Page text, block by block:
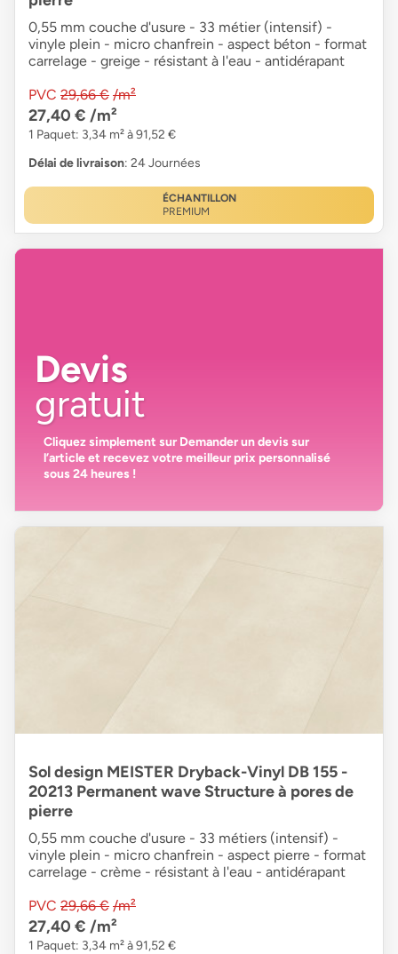
0,55 mm couche d'usure - 33 métier (intensif) -
vinyle plein - micro chanfrein - aspect béton - format
carrelage - greige - résistant à l'eau - antidérapant
PVC 29,66 € /m²
27,40 € /m²
1 Paquet: 3,34 m² à 91,52 €
Délai de livraison: 24 Journées
ÉCHANTILLON
PREMIUM
Devis
gratuit
Cliquez simplement sur Demander un devissur
l’article et recevez votremeilleur prix personnalisé
sous 24 heures !
Sol design MEISTER Dryback-Vinyl DB 155 -
20213 Permanent wave Structure à pores de
pierre
0,55 mm couche d'usure - 33 métiers (intensif) -
vinyle plein - micro chanfrein - aspect pierre - format
carrelage - crème - résistant à l'eau - antidérapant
PVC 29,66 € /m²
27,40 € /m²
1 Paquet: 3,34 m² à 91,52 €